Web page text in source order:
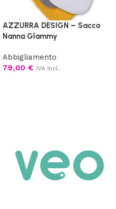
AZZURRA DESIGN – Sacco
Nanna Glammy
Abbigliamento
79,00 € IVA Incl.